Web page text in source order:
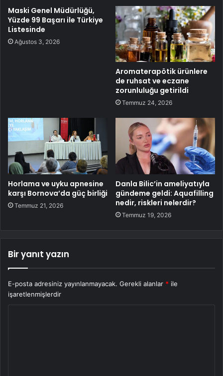
Maski Genel Müdürlüğü,
Yüzde 99 Başarı ile Türkiye
Listesinde
Ağustos 3, 2026
Aromaterapötik ürünlere
de ruhsat ve eczane
zorunluluğu getirildi
Temmuz 24, 2026
Horlama ve uyku apnesine
karşı Bornova’da güç birliği
Temmuz 21, 2026
Danla Bilic’in ameliyatıyla
gündeme geldi: Aquafilling
nedir, riskleri nelerdir?
Temmuz 19, 2026
Bir yanıt yazın
E-posta adresiniz yayınlanmayacak. Gerekli alanlar * ile
işaretlenmişlerdir